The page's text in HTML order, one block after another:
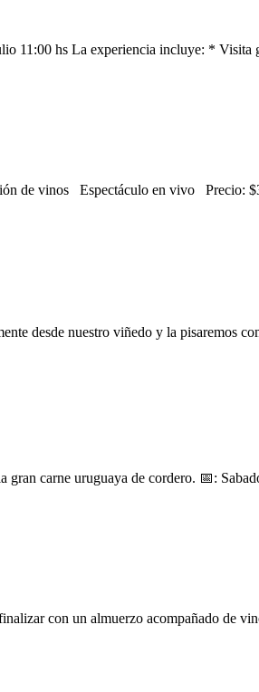
11:00 hs La experiencia incluye: * Visita
de vinos Espectáculo en vivo Precio:
desde nuestro viñedo y la pisaremos
gran carne uruguaya de cordero. 📅:
con un almuerzo acompañado de